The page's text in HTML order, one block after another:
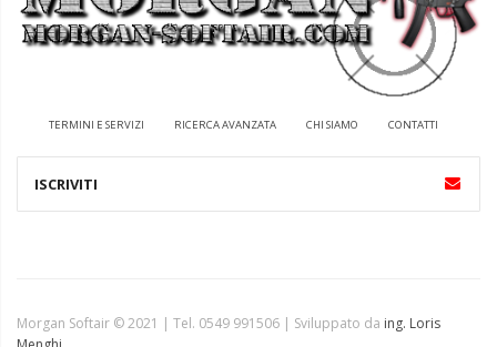
TERMINI E SERVIZI RICERCA AVANZATA CHI SIAMO CONTATTI
Morgan Softair © 2021 | Tel. 0549 991506 | Sviluppato da ing. Loris